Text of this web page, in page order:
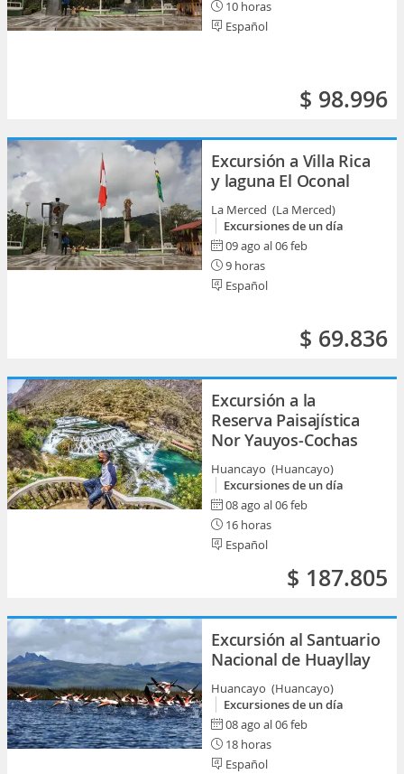
10 horas
Español
$ 98.996
Excursión a Villa Rica
y laguna El Oconal
La Merced (La Merced)
Excursiones de un día
09 ago al 06 feb
9 horas
Español
$ 69.836
Excursión a la
Reserva Paisajística
Nor Yauyos-Cochas
Huancayo (Huancayo)
Excursiones de un día
08 ago al 06 feb
16 horas
Español
$ 187.805
Excursión al Santuario
Nacional de Huayllay
Huancayo (Huancayo)
Excursiones de un día
08 ago al 06 feb
18 horas
Español